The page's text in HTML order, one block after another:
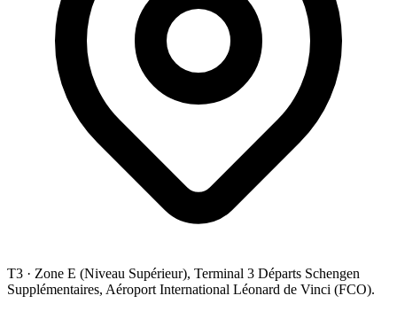
T3 · Zone E (Niveau Supérieur), Terminal 3 Départs Schengen
Supplémentaires, Aéroport International Léonard de Vinci (FCO).